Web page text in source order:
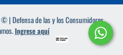
| Defensa de las y los Consumidores.
Ingrese aquí